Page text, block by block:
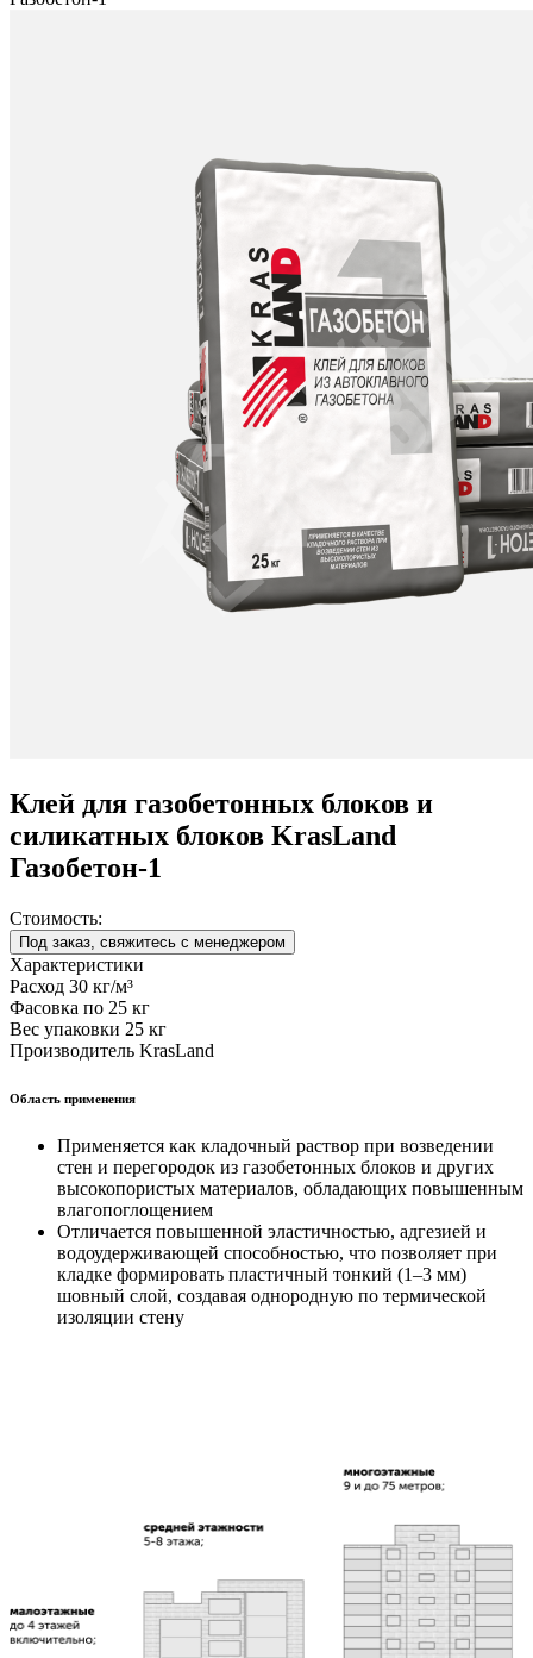
Клей для газобетонных блоков и
силикатных блоков KrasLand
Газобетон-1
Стоимость:
Под заказ, свяжитесь с менеджером
Характеристики
Расход 30 кг/м³
Фасовка по 25 кг
Вес упаковки 25 кг
Производитель KrasLand
Область применения
Применяется как кладочный раствор при возведении
стен и перегородок из газобетонных блоков и других
высокопористых материалов, обладающих повышенным
влагопоглощением
Отличается повышенной эластичностью, адгезией и
водоудерживающей способностью, что позволяет при
кладке формировать пластичный тонкий (1–3 мм)
шовный слой, создавая однородную по термической
изоляции стену